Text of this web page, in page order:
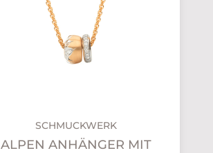
SCHMUCKWERK
ALPEN ANHÄNGER MIT